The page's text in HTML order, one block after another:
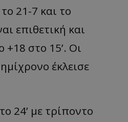
21-7 και το
επιθετική και
στο 15’. Οι
έκλεισε
24’ με τρίποντο